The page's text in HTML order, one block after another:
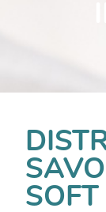
SOFT